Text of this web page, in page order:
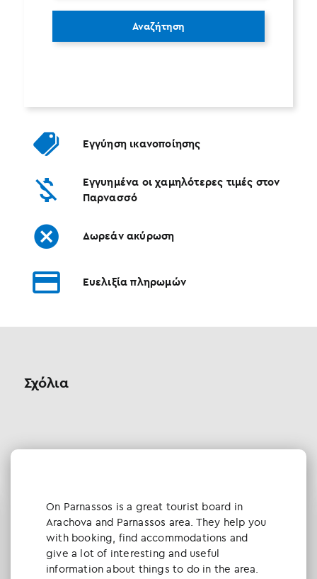
Αναζήτηση
Εγγύηση ικανοποίησης
Εγγυημένα οι χαμηλότερες τιμές στον
Παρνασσό
Δωρεάν ακύρωση
Ευελιξία πληρωμών
Σχόλια
Οn Parnassos is a great tourist board in
Arachova and Parnassos area. They help you
with booking, find accommodations and
give a lot of interesting and useful
information about things to do in the area.